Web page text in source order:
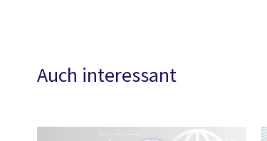
Auch interessant